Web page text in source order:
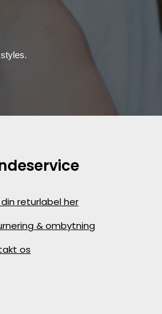
returlabel her
& ombytning
os